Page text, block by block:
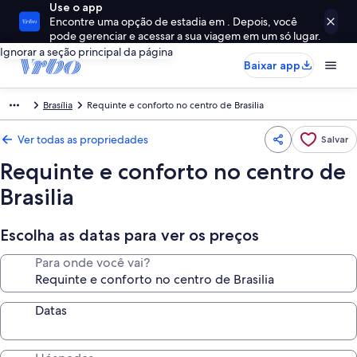
Use o app
Encontre uma opção de estadia em . Depois, você
pode gerenciar e acessar a sua viagem em um só lugar.
Ignorar a seção principal da página
Baixar app
Brasília Requinte e conforto no centro de Brasilia
Ver todas as propriedades Salvar
Requinte e conforto no centro de
Brasilia
Escolha as datas para ver os preços
Para onde você vai?
Datas